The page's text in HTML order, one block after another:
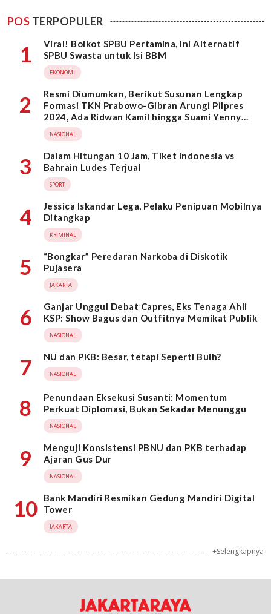
POS TERPOPULER
1
Viral! Boikot SPBU Pertamina, Ini Alternatif
SPBU Swasta untuk Isi BBM
EKONOMI
2
Resmi Diumumkan, Berikut Susunan Lengkap
Formasi TKN Prabowo-Gibran Arungi Pilpres
2024, Ada Ridwan Kamil hingga Suami Yenny
Wahid
NASIONAL
3
Dalam Hitungan 10 Jam, Tiket Indonesia vs
Bahrain Ludes Terjual
SPORT
4
Jessica Iskandar Lega, Pelaku Penipuan Mobilnya
Ditangkap
KRIMINAL
5
“Bongkar” Peredaran Narkoba di Diskotik
Pujasera
JAKARTA
6
Ganjar Unggul Debat Capres, Eks Tenaga Ahli
KSP: Show Bagus dan Outfitnya Memikat Publik
NASIONAL
7 NU dan PKB: Besar, tetapi Seperti Buih?
NASIONAL
8
Penundaan Eksekusi Susanti: Momentum
Perkuat Diplomasi, Bukan Sekadar Menunggu
NASIONAL
9
Menguji Konsistensi PBNU dan PKB terhadap
Ajaran Gus Dur
NASIONAL
10
Bank Mandiri Resmikan Gedung Mandiri Digital
Tower
JAKARTA
+Selengkapnya